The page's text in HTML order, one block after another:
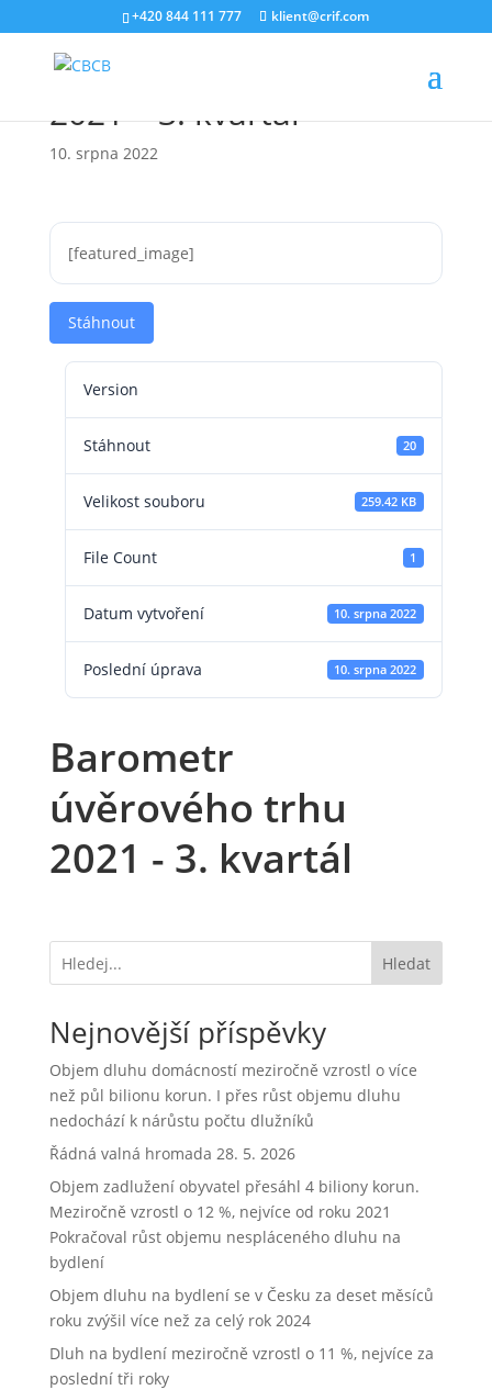
+420 844 111 777 klient@crif.com
Barometr úvěrového trhu
2021 – 3. kvartál
10. srpna 2022
[featured_image]
Stáhnout
Version
Stáhnout 20
Velikost souboru 259.42 KB
File Count 1
Datum vytvoření 10. srpna 2022
Poslední úprava 10. srpna 2022
Barometr
úvěrového trhu
2021 - 3. kvartál
Hledat
Nejnovější příspěvky
Objem dluhu domácností meziročně vzrostl o více
než půl bilionu korun. I přes růst objemu dluhu
nedochází k nárůstu počtu dlužníků
Řádná valná hromada 28. 5. 2026
Objem zadlužení obyvatel přesáhl 4 biliony korun.
Meziročně vzrostl o 12 %, nejvíce od roku 2021
Pokračoval růst objemu nespláceného dluhu na
bydlení
Objem dluhu na bydlení se v Česku za deset měsíců
roku zvýšil více než za celý rok 2024
Dluh na bydlení meziročně vzrostl o 11 %, nejvíce za
poslední tři roky